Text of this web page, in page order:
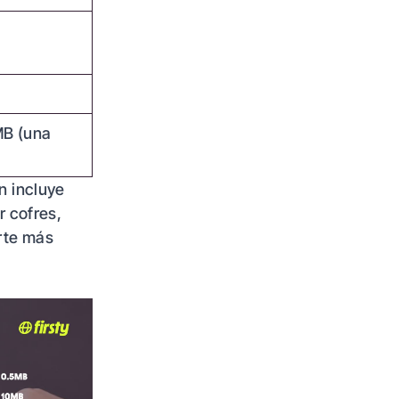
(una
incluye
cofres,
más